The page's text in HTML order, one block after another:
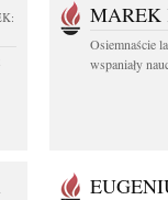
MAREK
Osiemnaście
wspaniały